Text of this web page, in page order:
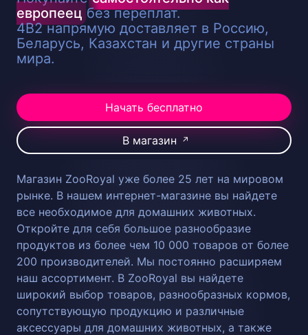
европеец без переплат.
4B2 напрямую доставляет в Россию,
Беларусь, Казахстан и другие страны
мира.
Начать бесплатно
В магазин ↗
Магазин ZooRoyal уже более 25 лет на мировом
рынке. В нашем интернет-магазине вы найдете
все необходимое для домашних животных.
Откройте для себя большое разнообразие
продуктов из более чем 10 000 товаров от более
200 производителей. Мы постоянно расширяем
наш ассортимент. В ZooRoyal вы найдете
широкий выбор товаров, разнообразных кормов,
сопутствующую продукцию и различные
аксессуары для домашних животных, а также